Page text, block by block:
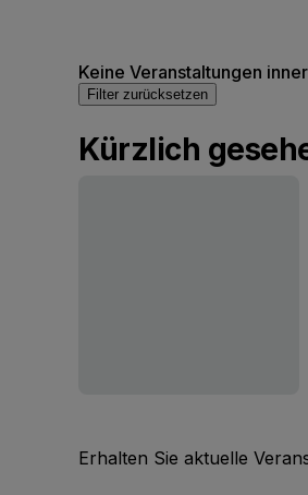
Keine Veranstaltungen
Filter zurücksetzen
Kürzlich
Erhalten Sie aktuelle